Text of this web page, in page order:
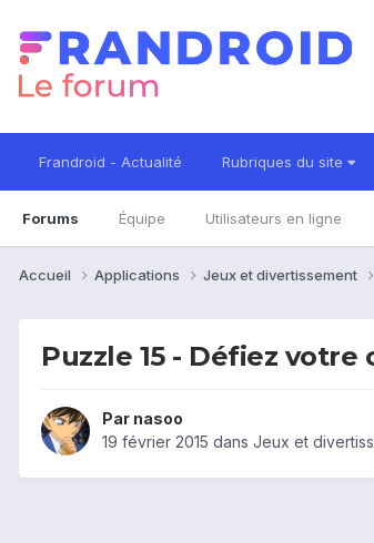
Frandroid - Actualité Rubriques du site
Forums Équipe Utilisateurs en ligne
Accueil Applications Jeux et divertissement
Puzzle 15 - Défiez votre
Par nasoo
19 février 2015 dans Jeux et